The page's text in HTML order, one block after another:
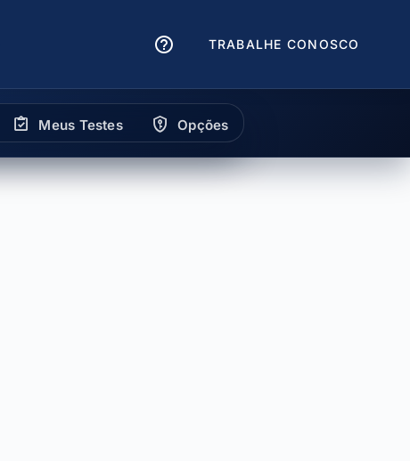
TRABALHE CONOSCO
Meus Testes Opções